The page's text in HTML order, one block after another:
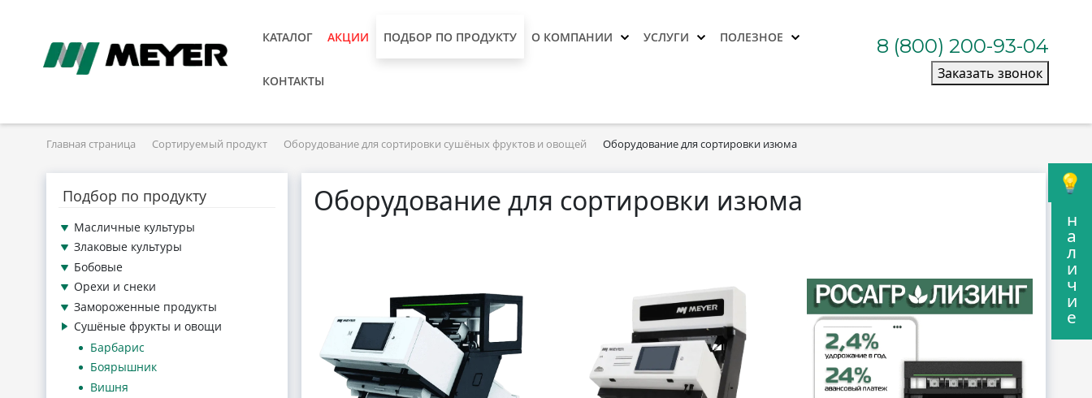
н
а
л
и
ч
и
е
КАТАЛОГ АКЦИИ ПОДБОР ПО ПРОДУКТУ О КОМПАНИИ УСЛУГИ ПОЛЕЗНОЕ
КОНТАКТЫ
8 (800) 200-93-04
Заказать звонок
Главная страница Сортируемый продукт Оборудование для сортировки сушёных фруктов и овощей Оборудование для сортировки изюма
Подбор по продукту
Масличные культуры
Злаковые культуры
Бобовые
Орехи и снеки
Замороженные продукты
Сушёные фрукты и овощи
Барбарис
Боярышник
Вишня
Оборудование для сортировки изюма